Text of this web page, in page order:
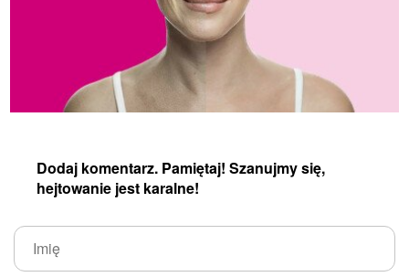
Dodaj komentarz. Pamiętaj! Szanujmy się,
hejtowanie jest karalne!